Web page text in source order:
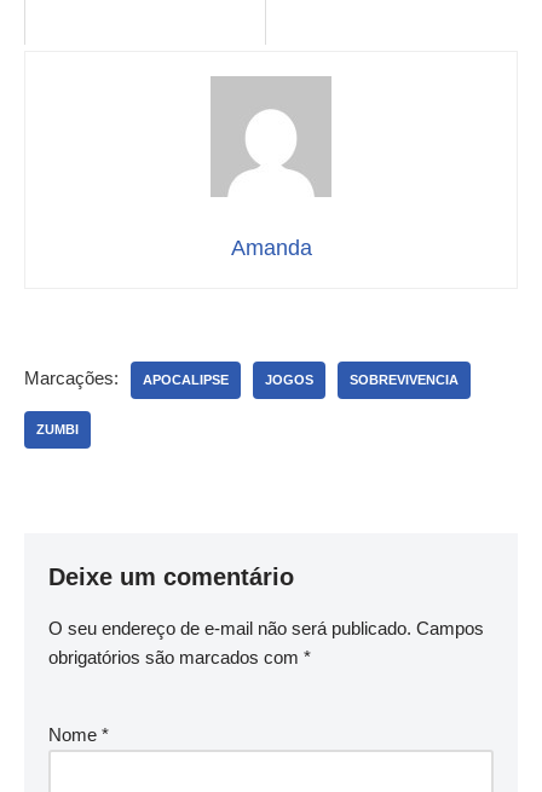
Amanda
Marcações: APOCALIPSE JOGOS SOBREVIVENCIA
ZUMBI
Deixe um comentário
O seu endereço de e-mail não será publicado. Campos
obrigatórios são marcados com *
Nome *